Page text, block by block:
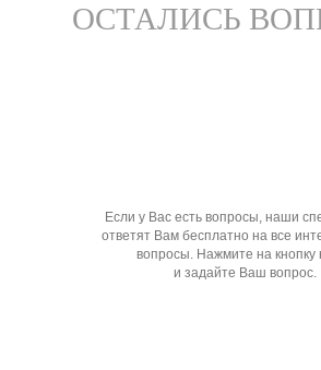
ОСТАЛИСЬ
Если у Вас есть вопросы, наши
ответят Вам бесплатно на все
вопросы. Нажмите на кнопку
и задайте Ваш вопрос.